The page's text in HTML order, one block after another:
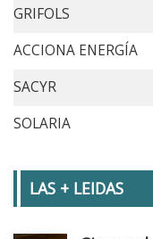
GRIFOLS
ACCIONA ENERGÍA
SACYR
SOLARIA
LAS + LEIDAS